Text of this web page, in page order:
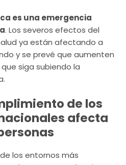
es una emergencia
. Los severos efectos del
ya están afectando a
y se prevé que aumenten
siga subiendo la
de los
afecta
los entornos más